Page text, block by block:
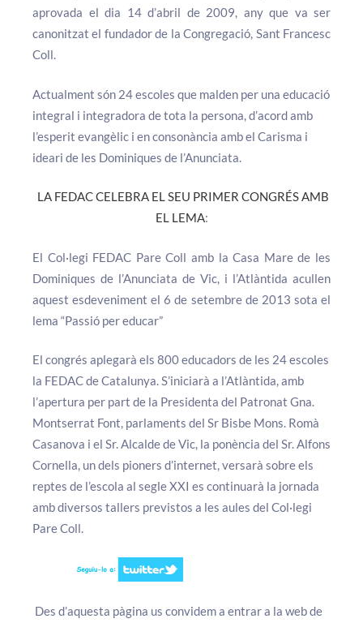
aprovada el dia 14 d’abril de 2009, any que va ser
canonitzat el fundador de la Congregació, Sant Francesc
Coll.
Actualment són 24 escoles que malden per una educació
integral i integradora de tota la persona, d’acord amb
l’esperit evangèlic i en consonància amb el Carisma i
ideari de les Dominiques de l’Anunciata.
LA FEDAC CELEBRA EL SEU PRIMER CONGRÉS AMB
EL LEMA:
El Col·legi FEDAC Pare Coll amb la Casa Mare de les
Dominiques de l’Anunciata de Vic, i l’Atlàntida acullen
aquest esdeveniment el 6 de setembre de 2013 sota el
lema “Passió per educar”
El congrés aplegarà els 800 educadors de les 24 escoles
la FEDAC de Catalunya. S’iniciarà a l’Atlàntida, amb
l’apertura per part de la Presidenta del Patronat Gna.
Montserrat Font, parlaments del Sr Bisbe Mons. Romà
Casanova i el Sr. Alcalde de Vic, la ponència del Sr. Alfons
Cornella, un dels pioners d’internet, versarà sobre els
reptes de l’escola al segle XXI es continuarà la jornada
amb diversos tallers previstos a les aules del Col·legi
Pare Coll.
Des d’aquesta pàgina us convidem a entrar a la web de